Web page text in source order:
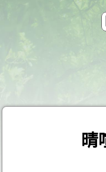
晴